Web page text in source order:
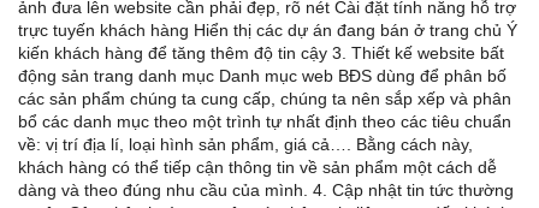
ảnh đưa lên website cần phải đẹp, rõ nét Cài đặt tính năng hỗ trợ
trực tuyến khách hàng Hiển thị các dự án đang bán ở trang chủ Ý
kiến khách hàng để tăng thêm độ tin cậy 3. Thiết kế website bất
động sản trang danh mục Danh mục web BĐS dùng để phân bố
các sản phẩm chúng ta cung cấp, chúng ta nên sắp xếp và phân
bổ các danh mục theo một trình tự nhất định theo các tiêu chuẩn
về: vị trí địa lí, loại hình sản phẩm, giá cả…. Bằng cách này,
khách hàng có thể tiếp cận thông tin về sản phẩm một cách dễ
dàng và theo đúng nhu cầu của mình. 4. Cập nhật tin tức thường